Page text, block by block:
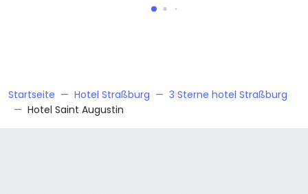
Startseite Hotel Straßburg
3 Sterne hotel Straßburg
Hotel Saint Augustin